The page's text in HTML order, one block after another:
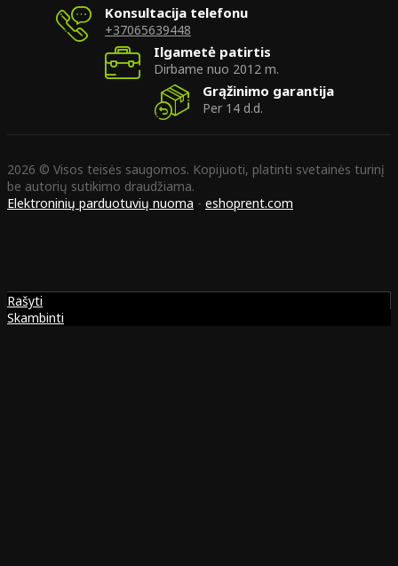
Konsultacija telefonu
+37065639448
Ilgametė patirtis
Dirbame nuo 2012 m.
Grąžinimo garantija
Per 14 d.d.
2026 © Visos teisės saugomos. Kopijuoti, platinti svetainės turinį
be autorių sutikimo draudžiama.
Elektroninių parduotuvių nuoma - eshoprent.com
Rašyti
Skambinti